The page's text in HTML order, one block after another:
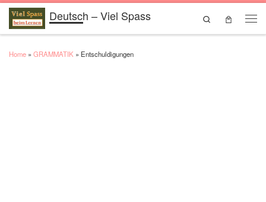
Skip to contentDeutsch – Viel Spass
Search
Home » GRAMMATIK » Entschuldigungen